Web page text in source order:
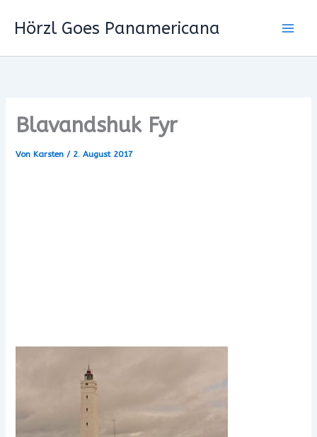
InhaltHörzl Goes Panamericana
Blavandshuk Fyr
Von Karsten/ 2. August 2017